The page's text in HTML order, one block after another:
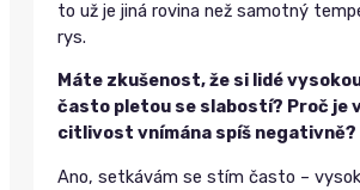
to už je jiná rovina než samotný
rys.
Máte zkušenost, že si lidé
často pletou se slabostí? Proč je
citlivost vnímána spíš negativně?
Ano, setkávám se stím často –